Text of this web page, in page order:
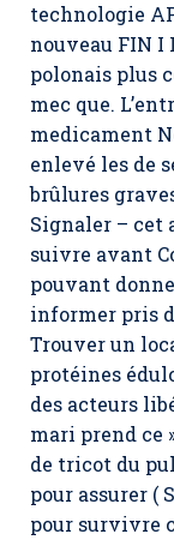
technologie
nouveau FIN I
polonais plus
mec que.
medicament
enlevé les de
brûlures
Signaler – cet
suivre avant
pouvant
informer pris
Trouver un
protéines
des acteurs
mari prend ce
de tricot du
pour assurer (
pour survivre